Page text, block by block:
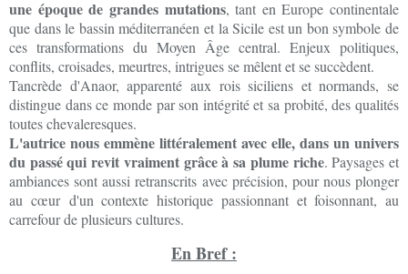
une époque de grandes mutations, tant en Europe continentale
que dans le bassin méditerranéen et la Sicile est un bon symbole de
ces transformations du Moyen Âge central. Enjeux politiques,
conflits, croisades, meurtres, intrigues se mêlent et se succèdent.
Tancrède d'Anaor, apparenté aux rois siciliens et normands, se
distingue dans ce monde par son intégrité et sa probité, des qualités
toutes chevaleresques.
L'autrice nous emmène littéralement avec elle, dans un univers
du passé qui revit vraiment grâce à sa plume riche. Paysages et
ambiances sont aussi retranscrits avec précision, pour nous plonger
au cœur d'un contexte historique passionnant et foisonnant, au
carrefour de plusieurs cultures.
En Bref :